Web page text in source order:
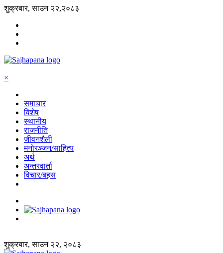
शुक्रबार, साउन २२,२०८३
×
समाचार
विशेष
स्थानीय
राजनीति
जीवनशैली
मनोरञ्जन/साहित्य
अर्थ
अन्तरवार्ता
विचार/बहस
शुक्रबार, साउन २२, २०८३